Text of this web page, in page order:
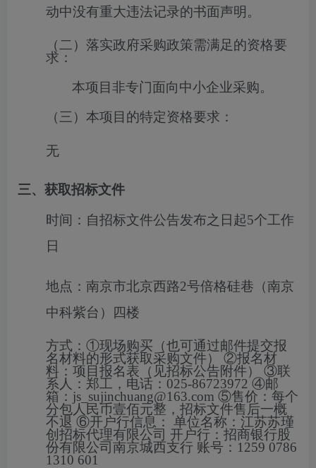
动中没有重大违法记录的书面声明。
（二）落实政府采购政策需满足的资格要
求：
本项目非专门面向中小企业采购。
（三）本项目的特定资格要求：
无
三、获取招标文件
时间： 自招标文件公告发布之日起5个工作
日
地点： 南京市北京西路2号倍格硅巷（南京
中科紫台）四楼
方式： ①现场购买（也可通过邮件提交报
名材料的形式获取采购文件） ②报名材
料：项目报名表（见招标公告附件） ③联
系人：郑工，电话：025-86723972 ④邮
箱：js_sujinchuang@163.com ⑤售价：每个
分包人民币壹佰元整，招标文件售后一概
不退 ⑥开户行信息： 单位名称：江苏苏瑾
创招标代理有限公司 开户行：招商银行股
份有限公司南京城西支行 账号：1259 0786
1310 601